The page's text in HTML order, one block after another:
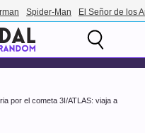
Spider-Man El Señor de los
por el cometa 3I/ATLAS: viaja a